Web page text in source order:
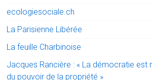
ecologiesociale.ch
La Parisienne Libérée
La feuille Charbinoise
Jacques Rancière : « La démocratie est
du pouvoir de la propriété »